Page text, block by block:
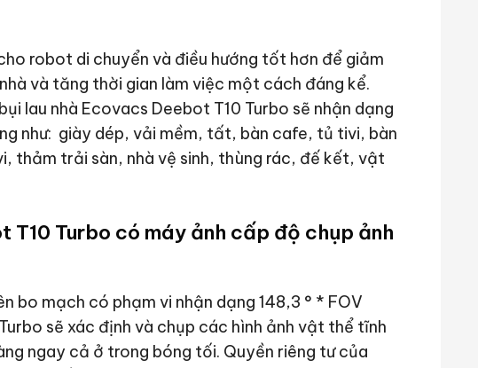
robot di chuyển và điều hướng tốt hơn để giảm
và tăng thời gian làm việc một cách đáng kể.
lau nhà Ecovacs Deebot T10 Turbo sẽ nhận dạng
như: giày dép, vải mềm, tất, bàn cafe, tủ tivi, bàn
thảm trải sàn, nhà vệ sinh, thùng rác, đế kết, vật
T10 Turbo có máy ảnh cấp độ chụp ảnh
bo mạch có phạm vi nhận dạng 148,3 ° * FOV
sẽ xác định và chụp các hình ảnh vật thể tĩnh
ngay cả ở trong bóng tối. Quyền riêng tư của